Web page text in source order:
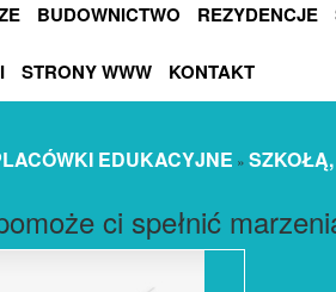
BUDOWNICTWO REZYDENCJE
STRONY WWW KONTAKT
EDUKACYJNE »
ci spełnić